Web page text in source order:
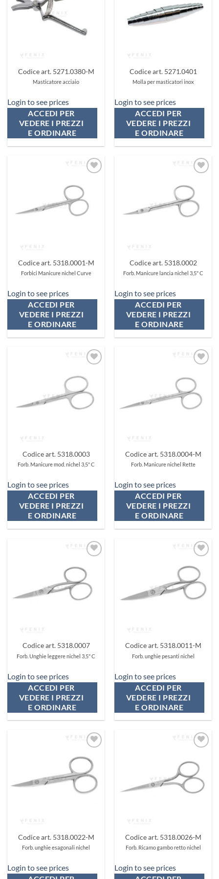
Codice art. 5271.0380-M
Masticatore acciaio
Login to see prices
ACCEDI PER
VEDERE I PREZZI
E ORDINARE
preferiti
Codice art. 5271.0401
Molla per masticatori inox
Login to see prices
ACCEDI PER
VEDERE I PREZZI
E ORDINARE
preferiti
Codice art. 5318.0001-M
Forbici Manicure nichel Curve
Login to see prices
ACCEDI PER
VEDERE I PREZZI
E ORDINARE
preferiti
Codice art. 5318.0002
Forb. Manicure lancia nichel 3,5" C
Login to see prices
ACCEDI PER
VEDERE I PREZZI
E ORDINARE
ai
preferiti
Codice art. 5318.0003
Forb. Manicure mod. nichel 3,5" C
Login to see prices
ACCEDI PER
VEDERE I PREZZI
E ORDINARE
ai
preferiti
Codice art. 5318.0004-M
Forb. Manicure nichel Rette
Login to see prices
ACCEDI PER
VEDERE I PREZZI
E ORDINARE
preferiti
Codice art. 5318.0007
Forb. Unghie leggere nichel 3,5" C
Login to see prices
ACCEDI PER
VEDERE I PREZZI
E ORDINARE
ai
preferiti
Codice art. 5318.0011-M
Forb. unghie pesanti nichel
Login to see prices
ACCEDI PER
VEDERE I PREZZI
E ORDINARE
ai
preferiti
Codice art. 5318.0022-M
Forb. unghie esagonali nichel
Login to see prices
ai
preferiti
Codice art. 5318.0026-M
Forb. Ricamo gambo retto nichel
Login to see prices